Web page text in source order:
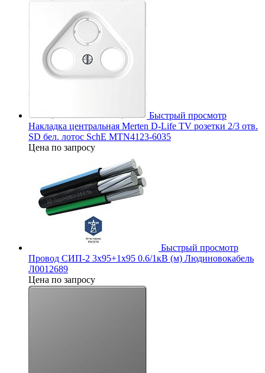
Быстрый просмотр
Накладка центральная Merten D-Life TV розетки 2/3 отв.
SD бел. лотос SchE MTN4123-6035
Цена по запросу
Быстрый просмотр
Провод СИП-2 3х95+1х95 0.6/1кВ (м) Людиновокабель
Л0012689
Цена по запросу